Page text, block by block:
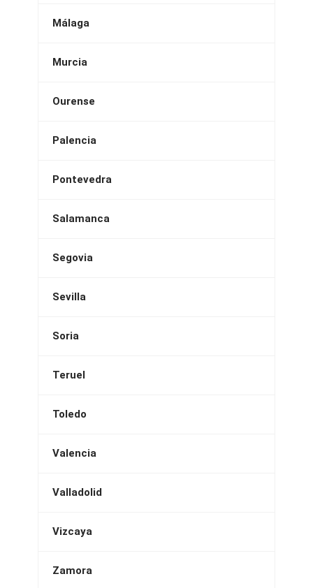
Málaga
Murcia
Ourense
Palencia
Pontevedra
Salamanca
Segovia
Sevilla
Soria
Teruel
Toledo
Valencia
Valladolid
Vizcaya
Zamora